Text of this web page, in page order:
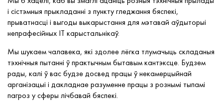
і сістэмныя прыкладанні з пункту гледжання бяспекі,
прыватнасці і выгоды выкарыстання для мэтавай аўдыторыі
непрафесійных IT карыстальнікаў.
Мы шукаем чалавека, які здолее лёгка тлумачыць складаныя
тэхнічныя пытанні ў практычным бытавым кантэксце. Будзем
рады, калі ў вас будзе досвед працы ў некамерцыйнай
арганізацыі і дакладнае разуменне працы з рознымі тыпамі
пагроз у сферы лічбавай бяспекі.